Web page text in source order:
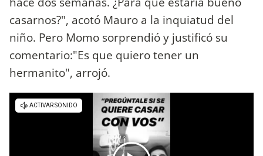
casarnos?", acotó Mauro a la inquiatud del
niño. Pero Momo sorprendió y justificó su
comentario:"Es que quiero tener un
hermanito", arrojó.